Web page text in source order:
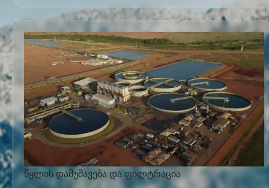
წყლის დამუშავება და ფილტრაცია